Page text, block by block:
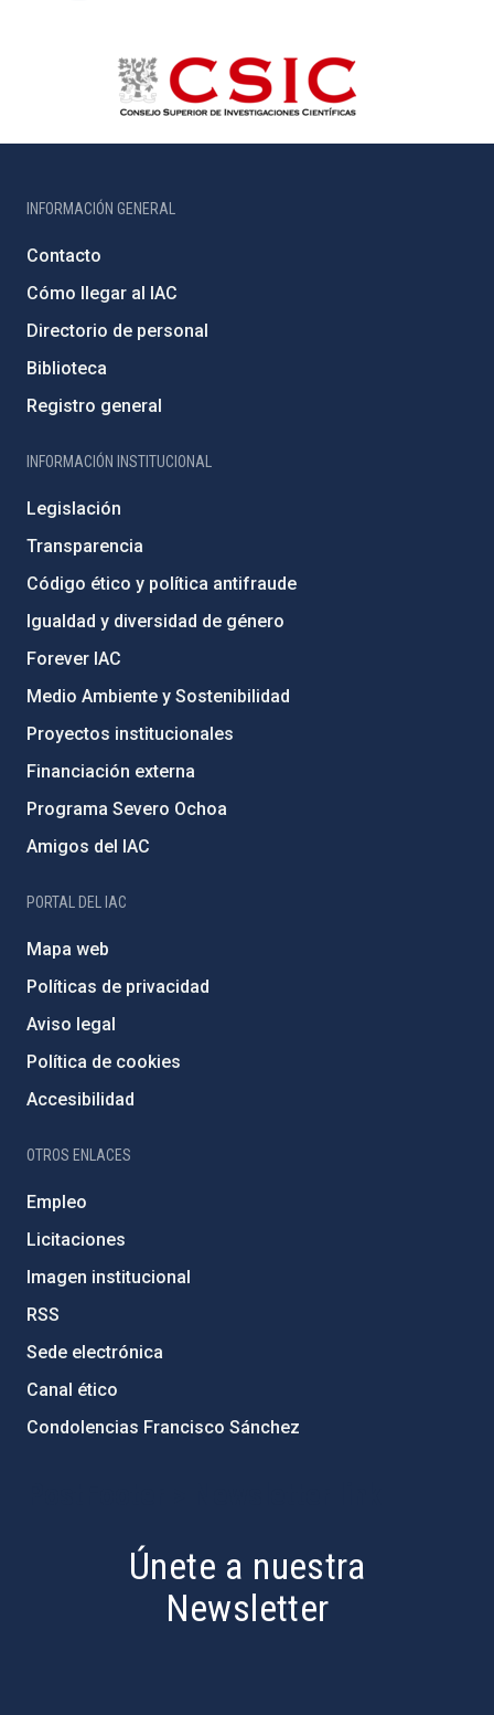
INFORMACIÓN GENERAL
Contacto
Cómo llegar al IAC
Directorio de personal
Biblioteca
Registro general
INFORMACIÓN INSTITUCIONAL
Legislación
Transparencia
Código ético y política antifraude
Igualdad y diversidad de género
Forever IAC
Medio Ambiente y Sostenibilidad
Proyectos institucionales
Financiación externa
Programa Severo Ochoa
Amigos del IAC
PORTAL DEL IAC
Mapa web
Políticas de privacidad
Aviso legal
Política de cookies
Accesibilidad
OTROS ENLACES
Empleo
Licitaciones
Imagen institucional
RSS
Sede electrónica
Canal ético
Condolencias Francisco Sánchez
Únete a nuestra
Newsletter